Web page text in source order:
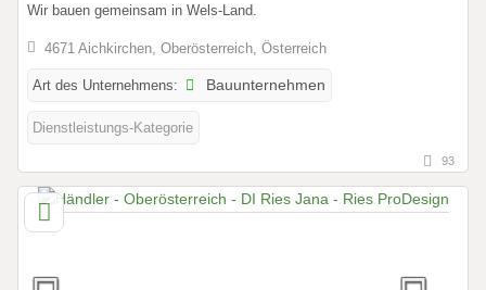
Wir bauen gemeinsam in Wels-Land.
4671 Aichkirchen, Oberösterreich, Österreich
Art des Unternehmens: Bauunternehmen
Dienstleistungs-Kategorie
93